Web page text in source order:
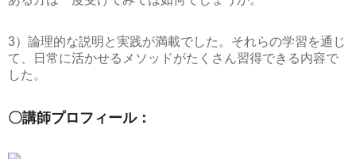
3）論理的な説明と実践が満載でした。それらの学習を通じ
て、日常に活かせるメソッドがたくさん習得できる内容で
した。
〇講師プロフィール：